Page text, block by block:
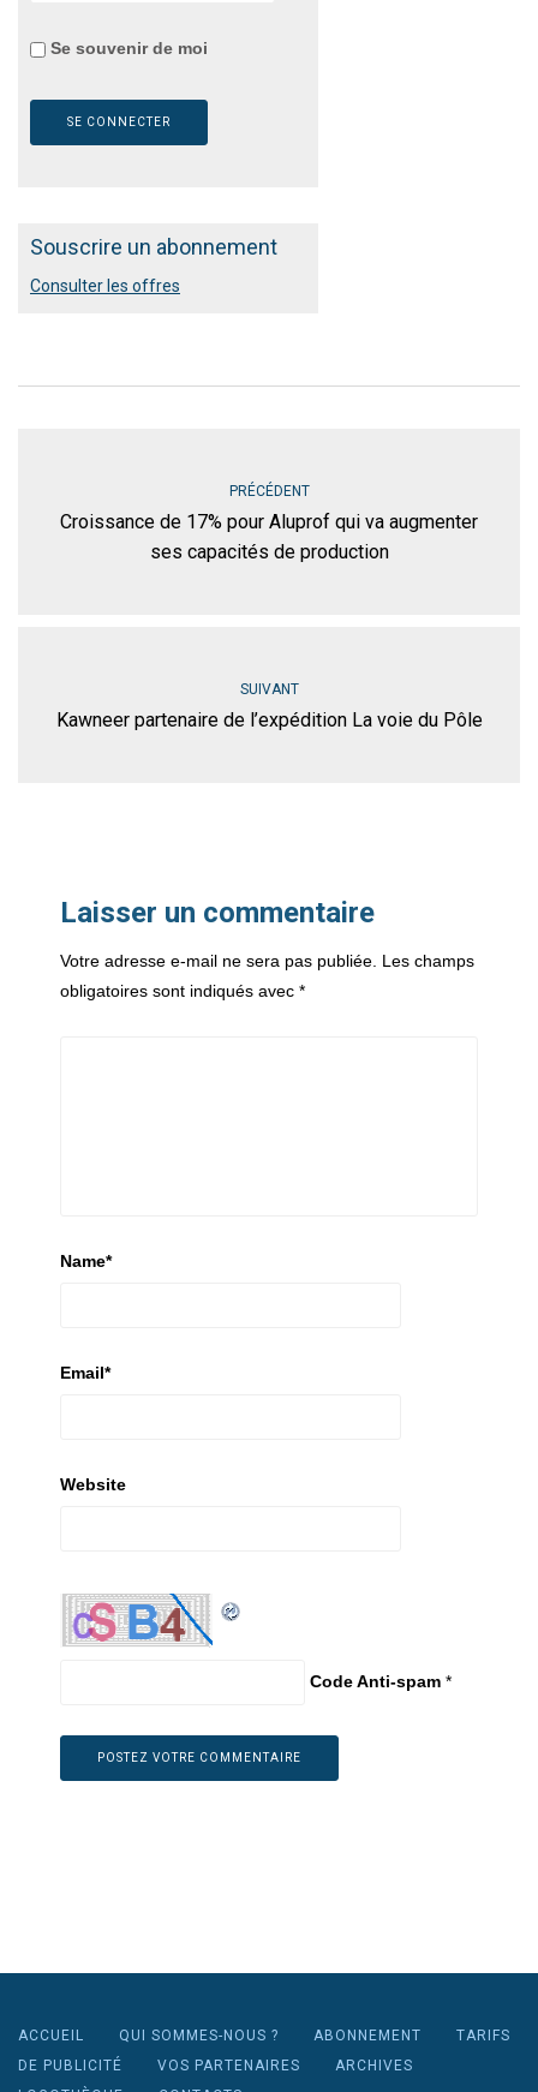
Se souvenir de moi
Souscrire un abonnement
Consulter les offres
PRÉCÉDENT
Croissance de 17% pour Aluprof qui va augmenter
ses capacités de production
SUIVANT
Kawneer partenaire de l’expédition La voie du Pôle
Laisser un commentaire
Votre adresse e-mail ne sera pas publiée. Les champs
obligatoires sont indiqués avec *
Name*
Email*
Website
Code Anti-spam *
ACCUEIL QUI SOMMES-NOUS ? ABONNEMENT
TARIFS
DE PUBLICITÉ
VOS PARTENAIRES
ARCHIVES